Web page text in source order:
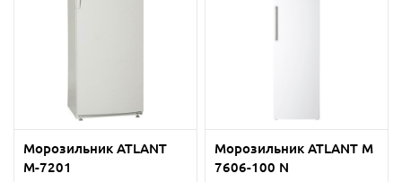
Морозильник ATLANT
М-7201
Морозильник ATLANT M
7606-100 N